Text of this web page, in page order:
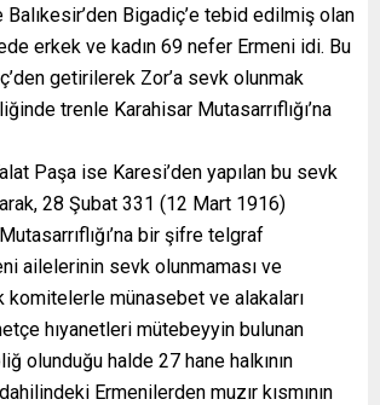
Balıkesir’den Bigadiç’e tebid edilmiş olan
erkek ve kadın 69 nefer Ermeni idi. Bu
getirilerek Zor’a sevk olunmak
trenle Karahisar Mutasarrıflığı’na
Paşa ise Karesi’den yapılan bu sevk
28 Şubat 331 (12 Mart 1916)
bir şifre telgraf
ailelerinin sevk olunmaması ve
komitelerle münasebet ve alakaları
hıyanetleri mütebeyyin bulunan
olunduğu halde 27 hane halkının
Ermenilerden muzır kısmının